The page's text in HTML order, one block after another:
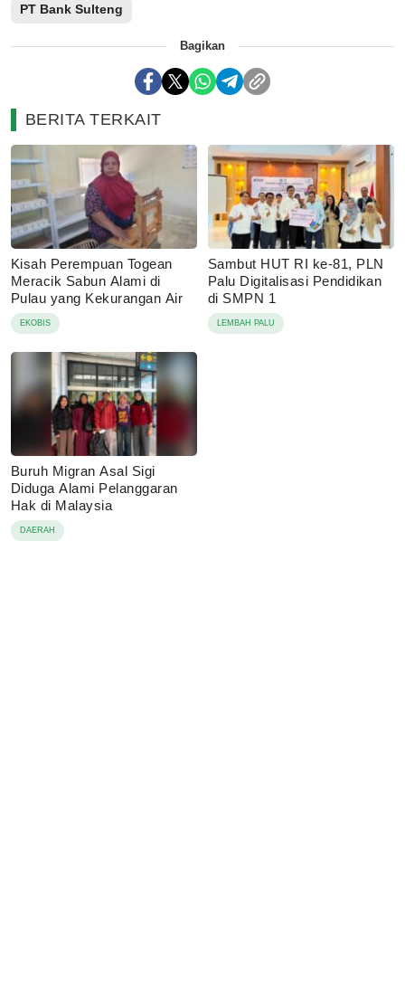
PT Bank Sulteng
Bagikan
BERITA TERKAIT
Kisah Perempuan Togean
Meracik Sabun Alami di
Pulau yang Kekurangan Air
EKOBIS
Sambut HUT RI ke-81, PLN
Palu Digitalisasi Pendidikan
di SMPN 1
LEMBAH PALU
Buruh Migran Asal Sigi
Diduga Alami Pelanggaran
Hak di Malaysia
DAERAH